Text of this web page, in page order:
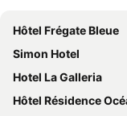
Hôtel Frégate Bleue
Simon Hotel
Hotel La Galleria
Hôtel Résidence